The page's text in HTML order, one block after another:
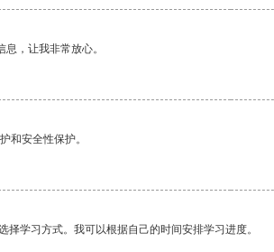
，让我非常放心。
和安全性保护。
学习方式。我可以根据自己的时间安排学习进度。